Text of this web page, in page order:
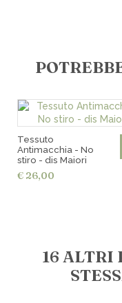
€ 7,00 in tutta Italia
€ 10,00 per le isole
€ 18,00 in Europa
Spedizioni gratuite
Ritiro gratuito in negozio
Tessuto
Antimacchia - No
stiro - dis Maiori
€ 26,00
16 ALTRI